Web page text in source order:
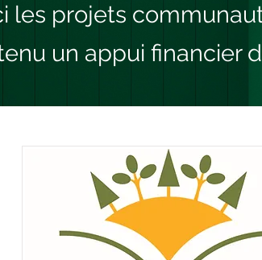
les projets
un appui financier